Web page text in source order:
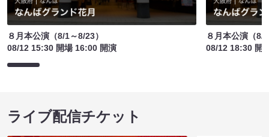
８月本公演（8/1～8/23）
08/12 15:30 開場 16:00 開演
８月本公演（8/
08/12 18:30 開
ライブ配信チケット